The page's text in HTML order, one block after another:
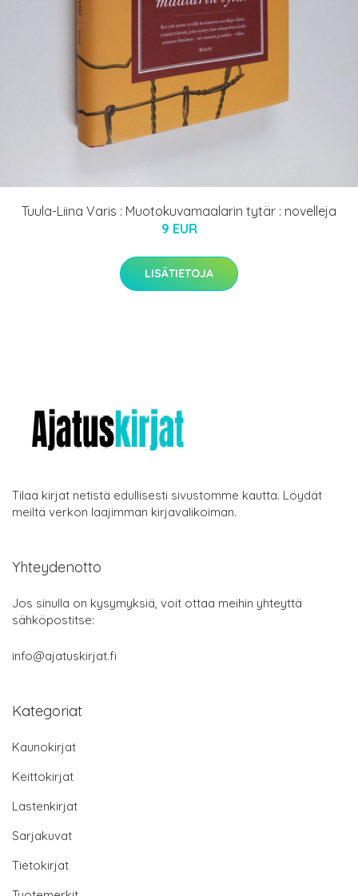
Tuula-Liina Varis : Muotokuvamaalarin tytär : novelleja
9 EUR
LISÄTIETOJA
Tilaa kirjat netistä edullisesti sivustomme kautta. Löydät
meiltä verkon laajimman kirjavalikoiman.
Yhteydenotto
Jos sinulla on kysymyksiä, voit ottaa meihin yhteyttä
sähköpostitse:
info@ajatuskirjat.fi
Kategoriat
Kaunokirjat
Keittokirjat
Lastenkirjat
Sarjakuvat
Tietokirjat